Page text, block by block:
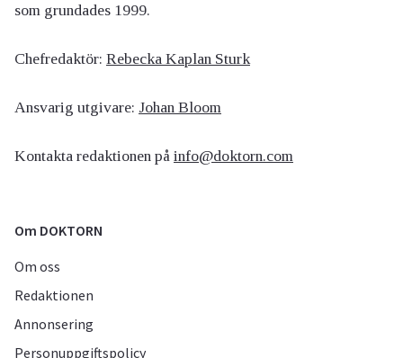
som grundades 1999.
Chefredaktör: Rebecka Kaplan Sturk
Ansvarig utgivare: Johan Bloom
Kontakta redaktionen på info@doktorn.com
Om DOKTORN
Om oss
Redaktionen
Annonsering
Personuppgiftspolicy